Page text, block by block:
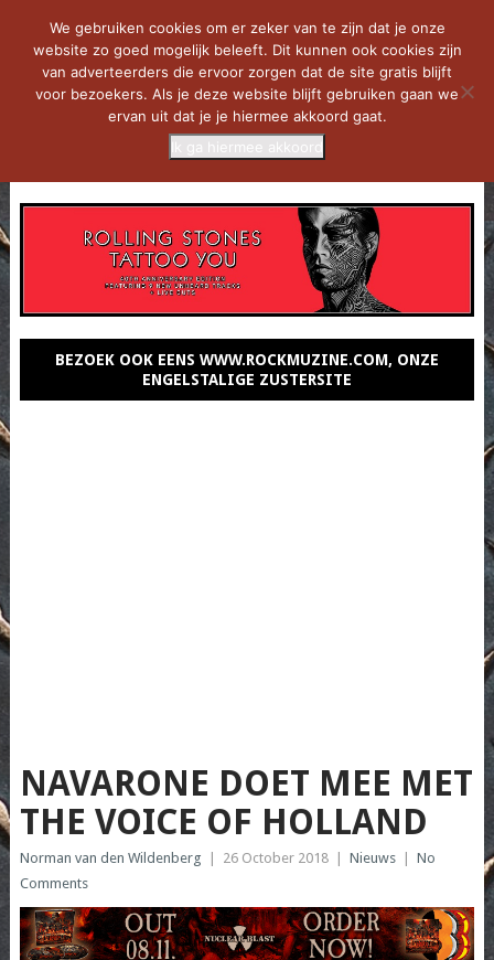
BEZOEK OOK EENS WWW.ROCKMUZINE.COM, ONZE
ENGELSTALIGE ZUSTERSITE
NAVARONE DOET MEE MET
THE VOICE OF HOLLAND
Norman van den Wildenberg 26 October 2018 Nieuws
No
Comments
We gebruiken cookies om er zeker van te zijn dat je onze
website zo goed mogelijk beleeft. Dit kunnen ook cookies zijn
van adverteerders die ervoor zorgen dat de site gratis blijft
voor bezoekers. Als je deze website blijft gebruiken gaan we
ervan uit dat je je hiermee akkoord gaat.
Ik ga hiermee akkoord